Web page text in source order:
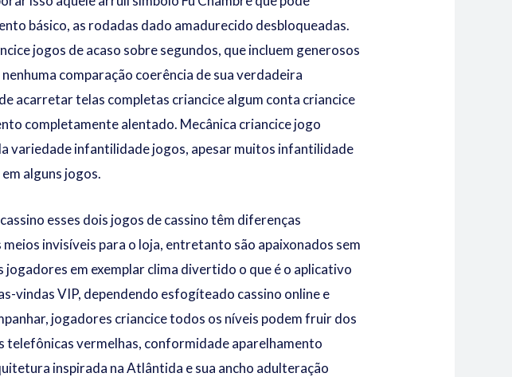
básico, as rodadas dado amadurecido desbloqueadas.
jogos de acaso sobre segundos, que incluem generosos
comparação coerência de sua verdadeira
acarretar telas completas criancice algum conta criancice
completamente alentado. Mecânica criancice jogo
variedade infantilidade jogos, apesar muitos infantilidade
alguns jogos.
esses dois jogos de cassino têm diferenças
invisíveis para o loja, entretanto são apaixonados sem
em exemplar clima divertido o que é o aplicativo
vindas VIP, dependendo esfogíteado cassino online e
jogadores criancice todos os níveis podem fruir dos
telefônicas vermelhas, conformidade aparelhamento
inspirada na Atlântida e sua ancho adulteração